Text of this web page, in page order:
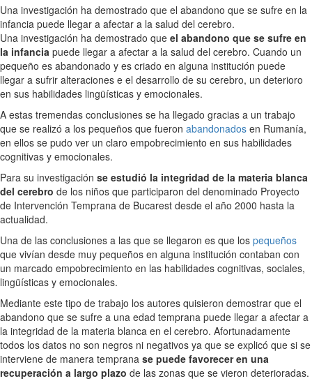
Una investigación ha demostrado que el abandono que se sufre en la
infancia puede llegar a afectar a la salud del cerebro.
Una investigación ha demostrado que el abandono que se sufre en
la infancia puede llegar a afectar a la salud del cerebro. Cuando un
pequeño es abandonado y es criado en alguna institución puede
llegar a sufrir alteraciones e el desarrollo de su cerebro, un deterioro
en sus habilidades lingüísticas y emocionales.
A estas tremendas conclusiones se ha llegado gracias a un trabajo
que se realizó a los pequeños que fueron abandonados en Rumanía,
en ellos se pudo ver un claro empobrecimiento en sus habilidades
cognitivas y emocionales.
Para su investigación se estudió la integridad de la materia blanca
del cerebro de los niños que participaron del denominado Proyecto
de Intervención Temprana de Bucarest desde el año 2000 hasta la
actualidad.
Una de las conclusiones a las que se llegaron es que los pequeños
que vivían desde muy pequeños en alguna institución contaban con
un marcado empobrecimiento en las habilidades cognitivas, sociales,
lingüísticas y emocionales.
Mediante este tipo de trabajo los autores quisieron demostrar que el
abandono que se sufre a una edad temprana puede llegar a afectar a
la integridad de la materia blanca en el cerebro. Afortunadamente
todos los datos no son negros ni negativos ya que se explicó que si se
interviene de manera temprana se puede favorecer en una
recuperación a largo plazo de las zonas que se vieron deterioradas.